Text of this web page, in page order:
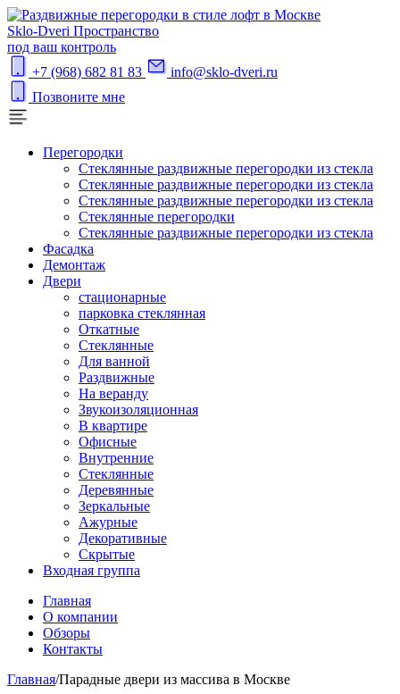
Sklo-Dveri Пространство
под ваш контроль
+7 (968) 682 81 83
info@sklo-dveri.ru
Позвоните мне
Перегородки
Стеклянные раздвижные перегородки из стекла
Стеклянные раздвижные перегородки из стекла
Стеклянные раздвижные перегородки из стекла
Стеклянные перегородки
Стеклянные раздвижные перегородки из стекла
Фасадка
Демонтаж
Двери
стационарные
парковка стеклянная
Откатные
Стеклянные
Для ванной
Раздвижные
На веранду
Звукоизоляционная
В квартире
Офисные
Внутренние
Стеклянные
Деревянные
Зеркальные
Ажурные
Декоративные
Скрытые
Входная группа
Главная
О компании
Обзоры
Контакты
Главная/Парадные двери из массива в Москве